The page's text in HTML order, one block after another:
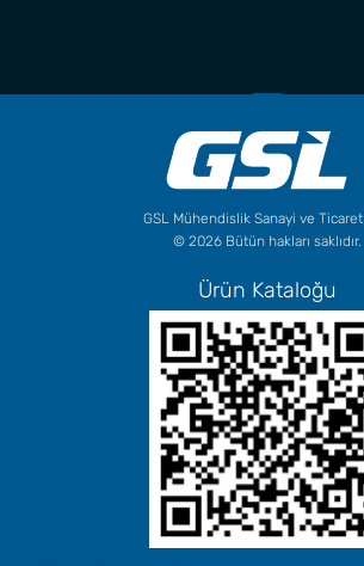
GSL Mühendislik Sanayi ve Ticaret
© 2026 Bütün hakları saklıdır.
Ürün Kataloğu